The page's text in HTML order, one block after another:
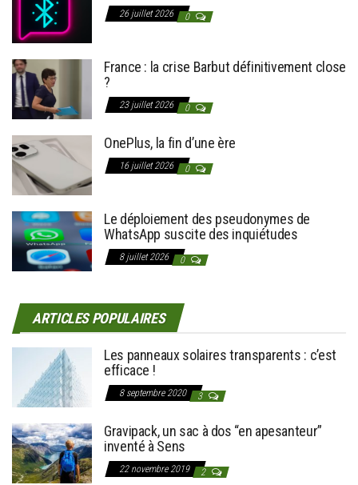
26 juillet 2026 0
France : la crise Barbut définitivement close
?
23 juillet 2026 0
OnePlus, la fin d’une ère
16 juillet 2026 0
Le déploiement des pseudonymes de
WhatsApp suscite des inquiétudes
8 juillet 2026 0
ARTICLES POPULAIRES
Les panneaux solaires transparents : c’est
efficace !
8 septembre 2020 3
Gravipack, un sac à dos “en apesanteur”
inventé à Sens
22 novembre 2019 2